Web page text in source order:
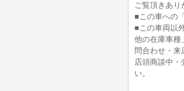
ご覧頂きあり
■この車への
■この車両以
他の在庫車種
問合わせ・来
店頭商談中・
い。